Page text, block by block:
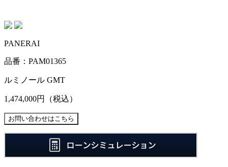
PANERAI
品番：PAM01365
ルミノール GMT
1,474,000円 （税込）